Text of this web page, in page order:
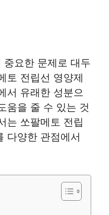
중요한 문제로 대두
토 전립선 영양제
서 유래한 성분으
움을 줄 수 있는 것
는 쏘팔메토 전립
다양한 관점에서